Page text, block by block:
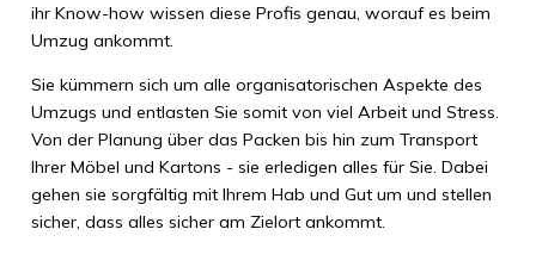
ihr Know-how wissen diese Profis genau, worauf es beim
Umzug ankommt.
Sie kümmern sich um alle organisatorischen Aspekte des
Umzugs und entlasten Sie somit von viel Arbeit und Stress.
Von der Planung über das Packen bis hin zum Transport
Ihrer Möbel und Kartons - sie erledigen alles für Sie. Dabei
gehen sie sorgfältig mit Ihrem Hab und Gut um und stellen
sicher, dass alles sicher am Zielort ankommt.